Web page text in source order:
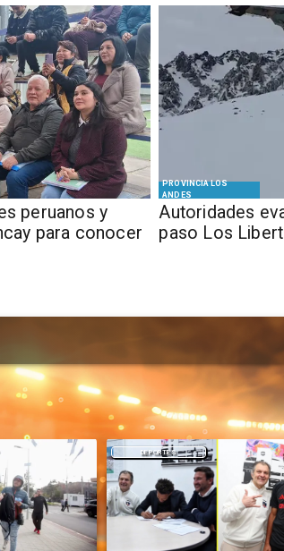
peruanos y
para conocer
PROVINCIA LOS
ANDES
​​Autoridades
paso Los
DEPORTES